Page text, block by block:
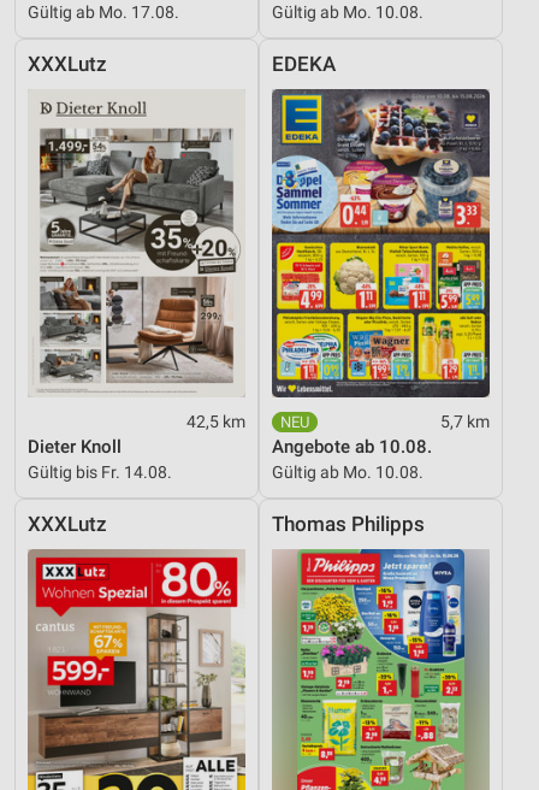
Gültig ab Mo. 17.08. Gültig ab Mo. 10.08.
XXXLutz
42,5 km
Dieter Knoll
Gültig bis Fr. 14.08.
EDEKA
5,7 km
Angebote ab 10.08.
Gültig ab Mo. 10.08.
XXXLutz Thomas Philipps